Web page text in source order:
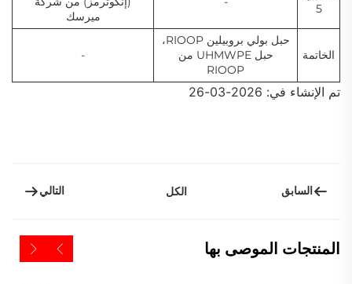
5
ميرسك
الخاتمة
حبل بولي بروبيلين RIOOP،
حبل UHMWPE من
RIOOP
-
تم الإنشاء في: 2026-03-26
السابق الكل التالي
المنتجات الموصى بها